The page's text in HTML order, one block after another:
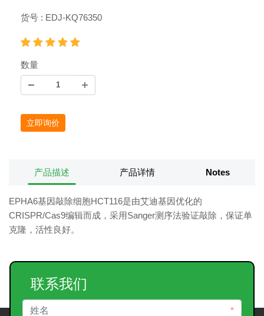
货号 : EDJ-KQ76350
数量
立即询价
产品描述 产品详情 Notes
EPHA6基因敲除细胞HCT116是由艾迪基因优化的
CRISPR/Cas9编辑而成，采用Sanger测序法验证敲除，保证单
克隆，活性良好。
联系我们
*